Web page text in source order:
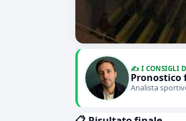
✍️ I CONSIGLI
Pronostico
Analista